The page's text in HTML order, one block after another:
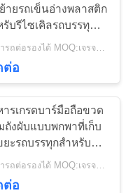
น
33
ายรถเข็นอ่างพลาสติก
รับรีไซเคิลรถบรรทุก
ต่อ
ารเกรดบาร์มือถือขวด
ถังผับแบบพกพาที่เก็บ
ยะรถบรรทุกสำหรับ
สามารถต่อรองได้ MOQ:เจรจาต่อรอง
ต่อ